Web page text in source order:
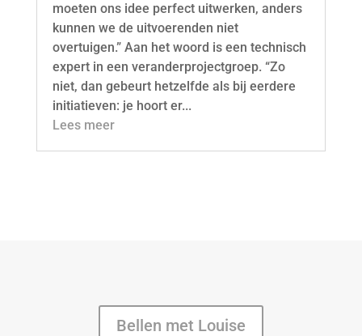
moeten ons idee perfect uitwerken, anders
kunnen we de uitvoerenden niet
overtuigen.” Aan het woord is een technisch
expert in een veranderprojectgroep. “Zo
niet, dan gebeurt hetzelfde als bij eerdere
initiatieven: je hoort er...
Lees meer
Bellen met Louise